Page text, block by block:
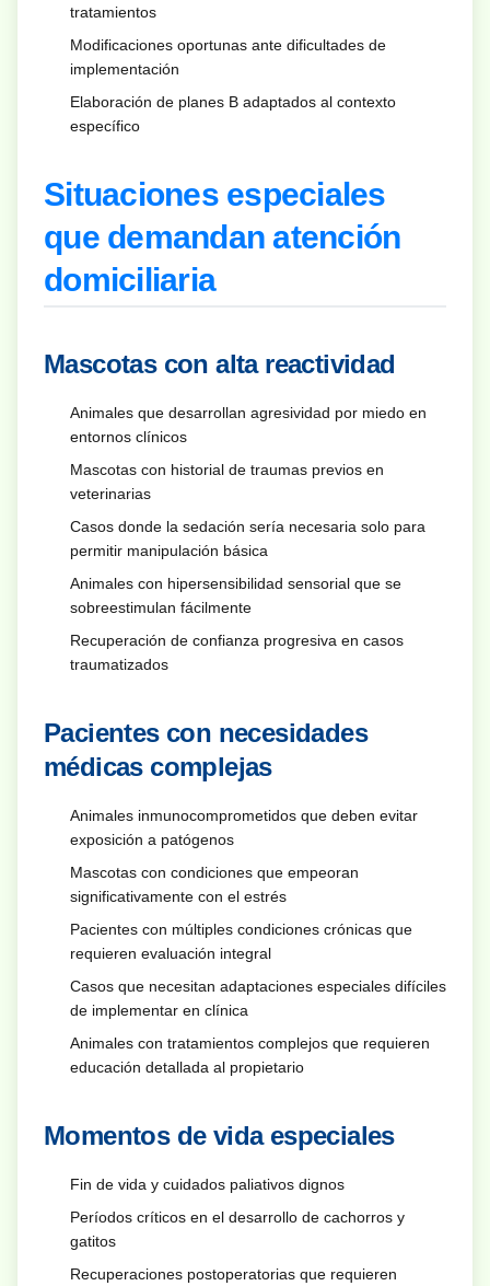
tratamientos
Modificaciones oportunas ante dificultades de
implementación
Elaboración de planes B adaptados al contexto
específico
Situaciones especiales
que demandan atención
domiciliaria
Mascotas con alta reactividad
Animales que desarrollan agresividad por miedo en
entornos clínicos
Mascotas con historial de traumas previos en
veterinarias
Casos donde la sedación sería necesaria solo para
permitir manipulación básica
Animales con hipersensibilidad sensorial que se
sobreestimulan fácilmente
Recuperación de confianza progresiva en casos
traumatizados
Pacientes con necesidades
médicas complejas
Animales inmunocomprometidos que deben evitar
exposición a patógenos
Mascotas con condiciones que empeoran
significativamente con el estrés
Pacientes con múltiples condiciones crónicas que
requieren evaluación integral
Casos que necesitan adaptaciones especiales difíciles
de implementar en clínica
Animales con tratamientos complejos que requieren
educación detallada al propietario
Momentos de vida especiales
Fin de vida y cuidados paliativos dignos
Períodos críticos en el desarrollo de cachorros y
gatitos
Recuperaciones postoperatorias que requieren